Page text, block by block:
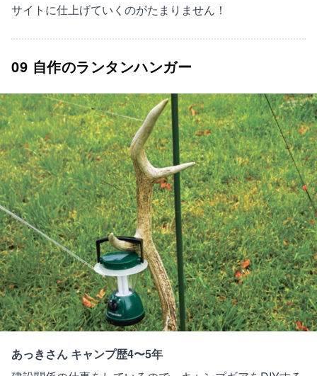
サイトに仕上げていくのがたまりません！
09 自作のランタンハンガー
あっきさん キャンプ歴4〜5年